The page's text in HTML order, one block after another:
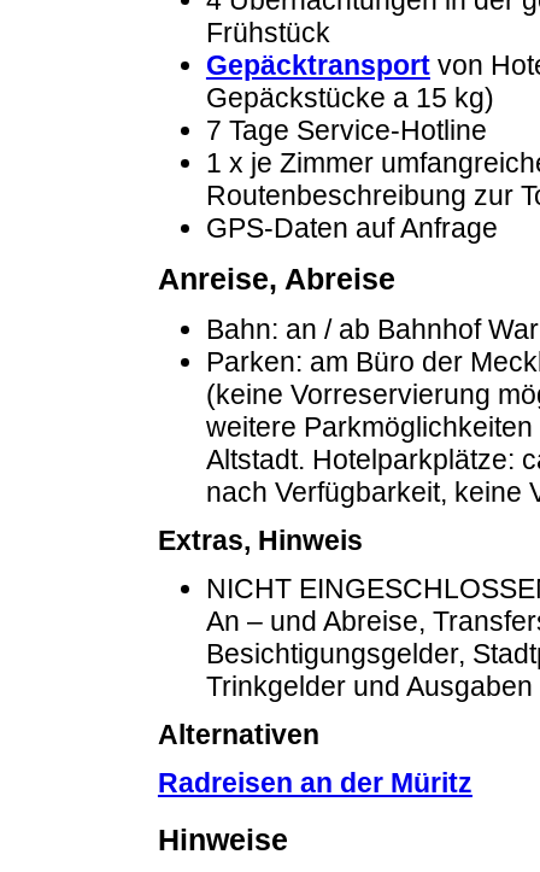
Frühstück
Gepäcktransportvon
Gepäckstücke a 15 kg)
7 Tage Service-Hotline
1 x je Zimmer
Routenbeschreibung zur
GPS-Daten auf Anfrage
Anreise, Abreise
Bahn: an / ab Bahnhof
Parken: am Büro der
(keine Vorreservierung
weitere
Altstadt. Hotelparkplätze:
nach Verfügbarkeit, keine
Extras, Hinweis
NICHT
An – und Abreise,
Besichtigungsgelder,
Trinkgelder und
Alternativen
Radreisen an der Müritz
Hinweise